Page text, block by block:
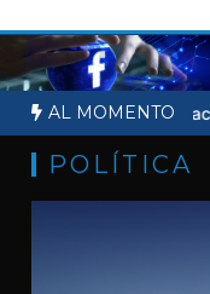
al
contenido
AL MOMENTO
Sheinbaum no acudirá
POLÍTICA